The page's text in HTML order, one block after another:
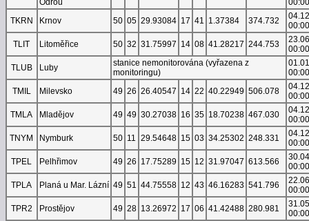
Odrou
00:00
TKRN
Krnov 50 05 29.93084 17 41 1.37384 374.732
00:00
TLIT
Litoměřice 50 32 31.75997 14 08 41.28217 244.753
00:00
TLUB
Luby
stanice nemonitorována (vyřazena z
monitoringu)
00:00
TMIL
Milevsko 49 26 26.40547 14 22 40.22949 506.078
00:00
TMLA
Mladějov 49 49 30.27038 16 35 18.70238 467.030
00:00
TNYM
Nymburk 50 11 29.54648 15 03 34.25302 248.331
00:00
TPEL
Pelhřimov 49 26 17.75289 15 12 31.97047 613.566
00:00
TPLA
Planá u Mar. Lázní 49 51 44.75558 12 43 46.16283 541.796
00:00
TPR2
Prostějov 49 28 13.26972 17 06 41.42488 280.981
00:00